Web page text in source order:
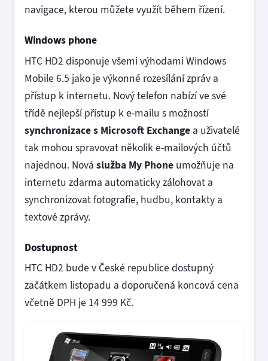
navigace, kterou můžete využít během řízení.
Windows phone
HTC HD2 disponuje všemi výhodami Windows
Mobile 6.5 jako je výkonné rozesílání zpráv a
přístup k internetu. Nový telefon nabízí ve své
třídě nejlepší přístup k e-mailu s možností
synchronizace s Microsoft Exchange a uživatelé
tak mohou spravovat několik e-mailových účtů
najednou. Nová služba My Phone umožňuje na
internetu zdarma automaticky zálohovat a
synchronizovat fotografie, hudbu, kontakty a
textové zprávy.
Dostupnost
HTC HD2 bude v České republice dostupný
začátkem listopadu a doporučená koncová cena
včetně DPH je 14 999 Kč.